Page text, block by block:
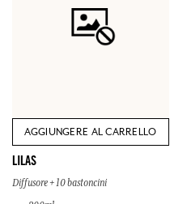
AGGIUNGERE AL CARRELLO
LILAS
Diffusore + 10 bastoncini